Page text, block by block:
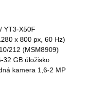
YT3-X50F
x 800 px, 60 Hz)
212 (MSM8909)
32 GB úložisko
kamera 1,6-2 MP